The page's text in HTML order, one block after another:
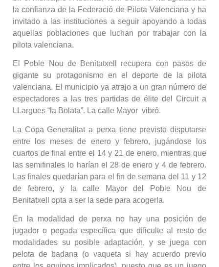
la confianza de la Federació de Pilota Valenciana y ha
invitado a las instituciones a seguir apoyando a todas
aquellas poblaciones que luchan por trabajar con la
pilota valenciana.
El Poble Nou de Benitatxell recupera con pasos de
gigante su protagonismo en el deporte de la pilota
valenciana. El municipio ya atrajo a un gran número de
espectadores a las tres partidas de élite del Circuit a
LLargues “la Bolata”. La calle Mayor vibró.
La Copa Generalitat a perxa tiene previsto disputarse
entre los meses de enero y febrero, jugándose los
cuartos de final entre el 14 y 21 de enero, mientras que
las semifinales lo harían el 28 de enero y 4 de febrero.
Las finales quedarían para el fin de semana del 11 y 12
de febrero, y la calle Mayor del Poble Nou de
Benitatxell opta a ser la sede para acogerla.
En la modalidad de perxa no hay una posición de
jugador o pegada específica que dificulte al resto de
modalidades su posible adaptación, y se juega con
pelota de badana (o vaqueta si hay acuerdo previo